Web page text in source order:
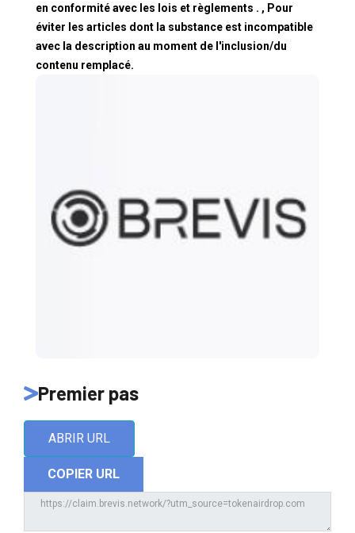
en conformité avec les lois et règlements . , Pour
éviter les articles dont la substance est incompatible
avec la description au moment de l'inclusion/du
contenu remplacé.
Premier pas
ABRIR URL
COPIER URL